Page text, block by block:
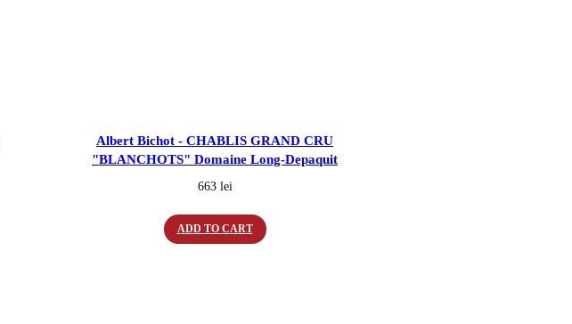
Albert Bichot - CHABLIS GRAND CRU
"BLANCHOTS" Domaine Long-Depaquit
663 lei
ADD TO CART